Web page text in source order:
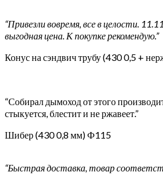
“Привезли вовремя, все в целости.
выгодная цена. К покупке рекомендую.”
Конус на сэндвич трубу (430 0,5 +
“Собирал дымоход от этого
стыкуется, блестит и не ржавеет.”
Шибер (430 0,8 мм) Ф115
“Быстрая доставка, товар